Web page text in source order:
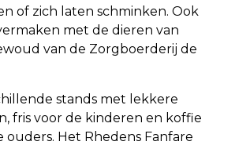
of zich laten schminken. Ook
met de dieren van
van de Zorgboerderij de
stands met lekkere
fris voor de kinderen en koffie
ouders. Het Rhedens Fanfare